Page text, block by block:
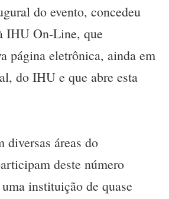
do evento, concedeu
IHU On-Line, que
página eletrônica, ainda em
do IHU e que abre esta
diversas áreas do
deste número
instituição de quase